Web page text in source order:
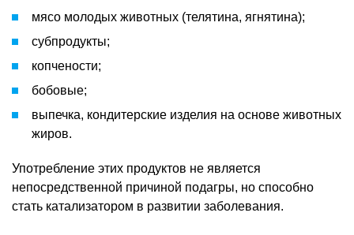
мясо молодых животных (телятина, ягнятина);
субпродукты;
копчености;
бобовые;
выпечка, кондитерские изделия на основе животных
жиров.
Употребление этих продуктов не является
непосредственной причиной подагры, но способно
стать катализатором в развитии заболевания.